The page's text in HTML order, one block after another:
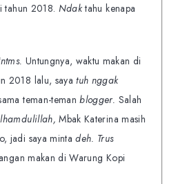
tahun 2018. Ndaktahu kenapa
Untungnya, waktu makan di
2018 lalu, sayatuh nggak
teman-temanblogger. Salah
Mbak Katerina masih
jadi saya mintadeh. Trus
makan di Warung Kopi